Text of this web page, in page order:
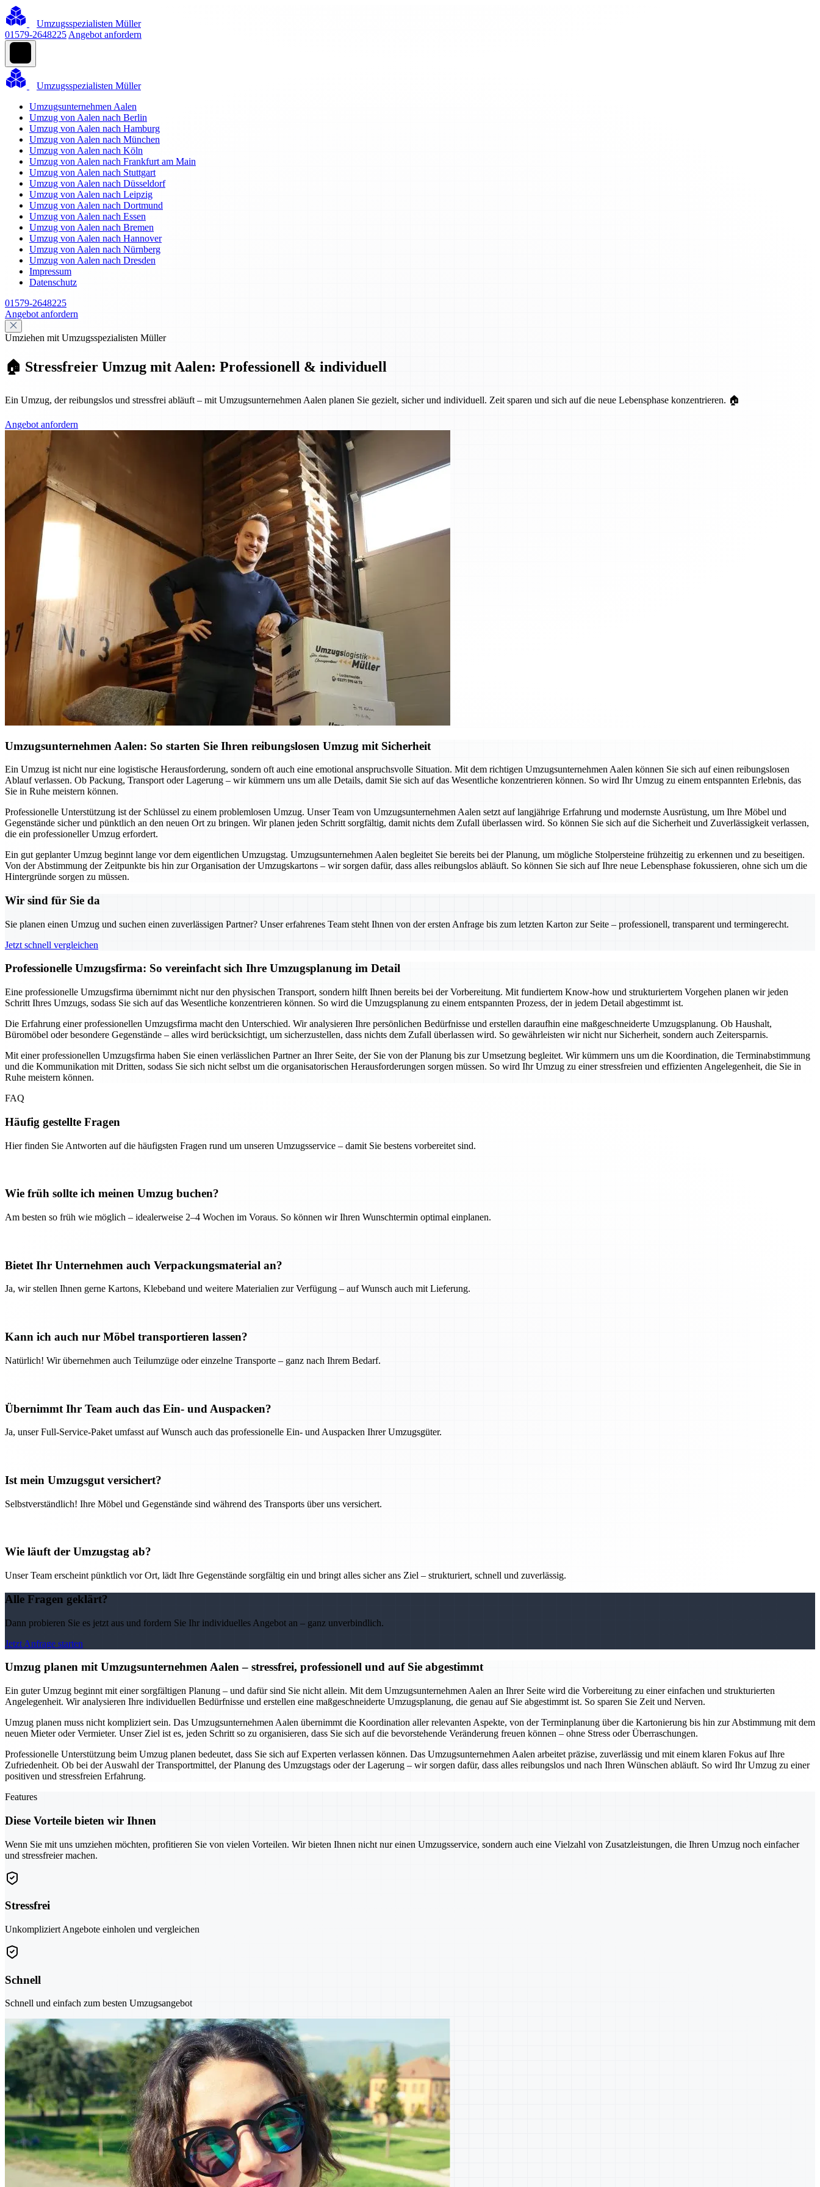
Umzugsspezialisten Müller
01579-2648225 Angebot anfordern
Umzugsspezialisten Müller
Umzugsunternehmen Aalen
Umzug von Aalen nach Berlin
Umzug von Aalen nach Hamburg
Umzug von Aalen nach München
Umzug von Aalen nach Köln
Umzug von Aalen nach Frankfurt am Main
Umzug von Aalen nach Stuttgart
Umzug von Aalen nach Düsseldorf
Umzug von Aalen nach Leipzig
Umzug von Aalen nach Dortmund
Umzug von Aalen nach Essen
Umzug von Aalen nach Bremen
Umzug von Aalen nach Hannover
Umzug von Aalen nach Nürnberg
Umzug von Aalen nach Dresden
Impressum
Datenschutz
01579-2648225
Angebot anfordern
Umziehen mit Umzugsspezialisten Müller
🏠 Stressfreier Umzug mit Aalen: Professionell & individuell
Ein Umzug, der reibungslos und stressfrei abläuft – mit Umzugsunternehmen Aalen planen Sie gezielt, sicher und individuell. Zeit sparen und sich auf die neue Lebensphase konzentrieren. 🏠
Angebot anfordern
Umzugsunternehmen Aalen: So starten Sie Ihren reibungslosen Umzug mit Sicherheit
Ein Umzug ist nicht nur eine logistische Herausforderung, sondern oft auch eine emotional anspruchsvolle Situation. Mit dem richtigen Umzugsunternehmen Aalen können Sie sich auf einen reibungslosen
Ablauf verlassen. Ob Packung, Transport oder Lagerung – wir kümmern uns um alle Details, damit Sie sich auf das Wesentliche konzentrieren können. So wird Ihr Umzug zu einem entspannten Erlebnis, das
Sie in Ruhe meistern können.
Professionelle Unterstützung ist der Schlüssel zu einem problemlosen Umzug. Unser Team von Umzugsunternehmen Aalen setzt auf langjährige Erfahrung und modernste Ausrüstung, um Ihre Möbel und
Gegenstände sicher und pünktlich an den neuen Ort zu bringen. Wir planen jeden Schritt sorgfältig, damit nichts dem Zufall überlassen wird. So können Sie sich auf die Sicherheit und Zuverlässigkeit verlassen,
die ein professioneller Umzug erfordert.
Ein gut geplanter Umzug beginnt lange vor dem eigentlichen Umzugstag. Umzugsunternehmen Aalen begleitet Sie bereits bei der Planung, um mögliche Stolpersteine frühzeitig zu erkennen und zu beseitigen.
Von der Abstimmung der Zeitpunkte bis hin zur Organisation der Umzugskartons – wir sorgen dafür, dass alles reibungslos abläuft. So können Sie sich auf Ihre neue Lebensphase fokussieren, ohne sich um die
Hintergründe sorgen zu müssen.
Wir sind für Sie da
Sie planen einen Umzug und suchen einen zuverlässigen Partner? Unser erfahrenes Team steht Ihnen von der ersten Anfrage bis zum letzten Karton zur Seite – professionell, transparent und termingerecht.
Jetzt schnell vergleichen
Professionelle Umzugsfirma: So vereinfacht sich Ihre Umzugsplanung im Detail
Eine professionelle Umzugsfirma übernimmt nicht nur den physischen Transport, sondern hilft Ihnen bereits bei der Vorbereitung. Mit fundiertem Know-how und strukturiertem Vorgehen planen wir jeden
Schritt Ihres Umzugs, sodass Sie sich auf das Wesentliche konzentrieren können. So wird die Umzugsplanung zu einem entspannten Prozess, der in jedem Detail abgestimmt ist.
Die Erfahrung einer professionellen Umzugsfirma macht den Unterschied. Wir analysieren Ihre persönlichen Bedürfnisse und erstellen daraufhin eine maßgeschneiderte Umzugsplanung. Ob Haushalt,
Büromöbel oder besondere Gegenstände – alles wird berücksichtigt, um sicherzustellen, dass nichts dem Zufall überlassen wird. So gewährleisten wir nicht nur Sicherheit, sondern auch Zeitersparnis.
Mit einer professionellen Umzugsfirma haben Sie einen verlässlichen Partner an Ihrer Seite, der Sie von der Planung bis zur Umsetzung begleitet. Wir kümmern uns um die Koordination, die Terminabstimmung
und die Kommunikation mit Dritten, sodass Sie sich nicht selbst um die organisatorischen Herausforderungen sorgen müssen. So wird Ihr Umzug zu einer stressfreien und effizienten Angelegenheit, die Sie in
Ruhe meistern können.
FAQ
Häufig gestellte Fragen
Hier finden Sie Antworten auf die häufigsten Fragen rund um unseren Umzugsservice – damit Sie bestens vorbereitet sind.
Wie früh sollte ich meinen Umzug buchen?
Am besten so früh wie möglich – idealerweise 2–4 Wochen im Voraus. So können wir Ihren Wunschtermin optimal einplanen.
Bietet Ihr Unternehmen auch Verpackungsmaterial an?
Ja, wir stellen Ihnen gerne Kartons, Klebeband und weitere Materialien zur Verfügung – auf Wunsch auch mit Lieferung.
Kann ich auch nur Möbel transportieren lassen?
Natürlich! Wir übernehmen auch Teilumzüge oder einzelne Transporte – ganz nach Ihrem Bedarf.
Übernimmt Ihr Team auch das Ein- und Auspacken?
Ja, unser Full-Service-Paket umfasst auf Wunsch auch das professionelle Ein- und Auspacken Ihrer Umzugsgüter.
Ist mein Umzugsgut versichert?
Selbstverständlich! Ihre Möbel und Gegenstände sind während des Transports über uns versichert.
Wie läuft der Umzugstag ab?
Unser Team erscheint pünktlich vor Ort, lädt Ihre Gegenstände sorgfältig ein und bringt alles sicher ans Ziel – strukturiert, schnell und zuverlässig.
Alle Fragen geklärt?
Dann probieren Sie es jetzt aus und fordern Sie Ihr individuelles Angebot an – ganz unverbindlich.
Jetzt Anfrage starten
Umzug planen mit Umzugsunternehmen Aalen – stressfrei, professionell und auf Sie abgestimmt
Ein guter Umzug beginnt mit einer sorgfältigen Planung – und dafür sind Sie nicht allein. Mit dem Umzugsunternehmen Aalen an Ihrer Seite wird die Vorbereitung zu einer einfachen und strukturierten
Angelegenheit. Wir analysieren Ihre individuellen Bedürfnisse und erstellen eine maßgeschneiderte Umzugsplanung, die genau auf Sie abgestimmt ist. So sparen Sie Zeit und Nerven.
Umzug planen muss nicht kompliziert sein. Das Umzugsunternehmen Aalen übernimmt die Koordination aller relevanten Aspekte, von der Terminplanung über die Kartonierung bis hin zur Abstimmung mit dem
neuen Mieter oder Vermieter. Unser Ziel ist es, jeden Schritt so zu organisieren, dass Sie sich auf die bevorstehende Veränderung freuen können – ohne Stress oder Überraschungen.
Professionelle Unterstützung beim Umzug planen bedeutet, dass Sie sich auf Experten verlassen können. Das Umzugsunternehmen Aalen arbeitet präzise, zuverlässig und mit einem klaren Fokus auf Ihre
Zufriedenheit. Ob bei der Auswahl der Transportmittel, der Planung des Umzugstags oder der Lagerung – wir sorgen dafür, dass alles reibungslos und nach Ihren Wünschen abläuft. So wird Ihr Umzug zu einer
positiven und stressfreien Erfahrung.
Features
Diese Vorteile bieten wir Ihnen
Wenn Sie mit uns umziehen möchten, profitieren Sie von vielen Vorteilen. Wir bieten Ihnen nicht nur einen Umzugsservice, sondern auch eine Vielzahl von Zusatzleistungen, die Ihren Umzug noch einfacher
und stressfreier machen.
Stressfrei
Unkompliziert Angebote einholen und vergleichen
Schnell
Schnell und einfach zum besten Umzugsangebot